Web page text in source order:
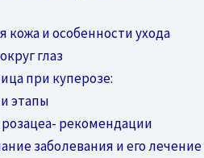
кожа и особенности ухода
глаз
при куперозе:
этапы
розацеа- рекомендации
заболевания и его лечение